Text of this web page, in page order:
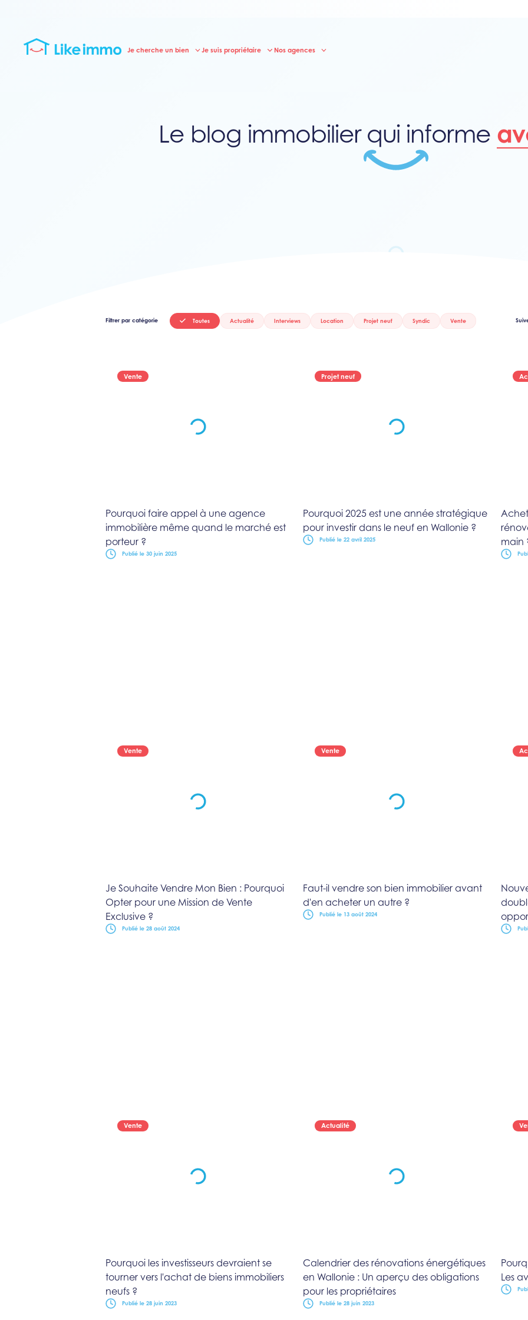
Je cherche un bien Je suis propriétaire Nos agences
Le blog immobilier qui informe
Filtrer par catégorie Toutes Actualité Interviews Location Projet neuf Syndic Vente
Vente
Pourquoi faire appel à une agence
immobilière même quand le marché est
porteur ?
Publié le 30 juin 2025
Projet neuf
Pourquoi 2025 est une année stratégique
pour investir dans le neuf en Wallonie ?
Publié le 22 avril 2025
main
Vente
Je Souhaite Vendre Mon Bien : Pourquoi
Opter pour une Mission de Vente
Exclusive ?
Publié le 28 août 2024
Vente
Faut-il vendre son bien immobilier avant
d'en acheter un autre ?
Publié le 13 août 2024
Vente
Pourquoi les investisseurs devraient se
tourner vers l'achat de biens immobiliers
neufs ?
Publié le 28 juin 2023
Actualité
Calendrier des rénovations énergétiques
en Wallonie : Un aperçu des obligations
pour les propriétaires
Publié le 28 juin 2023
Les